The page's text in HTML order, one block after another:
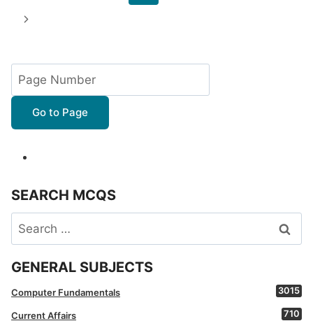
navigation
Page
Next
Go to Page
SEARCH MCQS
Search
for:
GENERAL SUBJECTS
Computer Fundamentals 3015
Current Affairs 710